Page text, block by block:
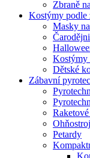
Zbraně
Kostýmy podle
Masky
Kostýmy
Dětské
Zábavní
Petardy